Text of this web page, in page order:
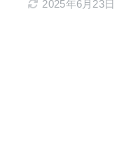
2025年6月23日